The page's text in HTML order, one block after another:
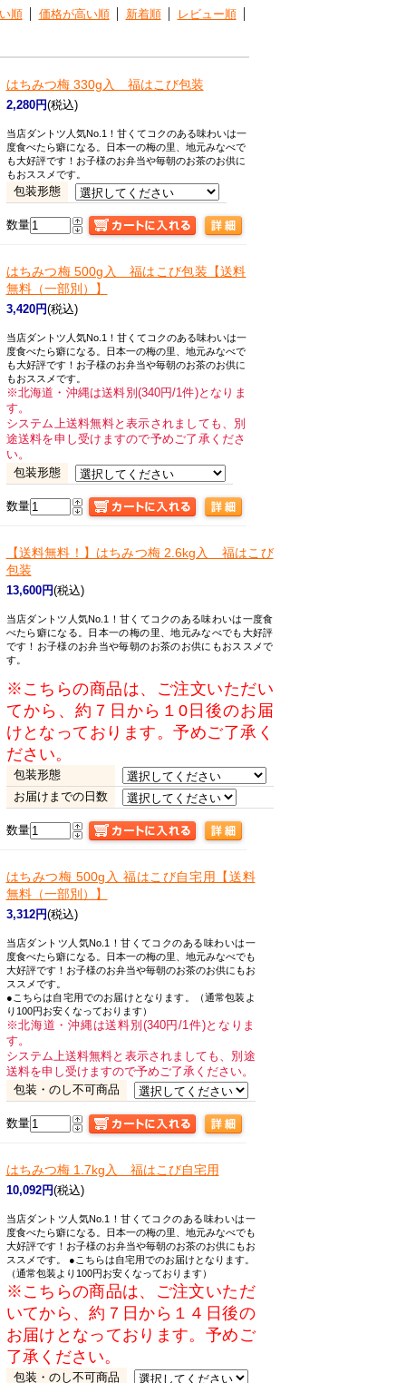
順 価格が高い順 新着順 レビュー順
はちみつ梅 330g入 福はこび包装
2,280円(税込)
当店ダントツ人気No.1！甘くてコクのある味わいは一
度食べたら癖になる。日本一の梅の里、地元みなべで
も大好評です！お子様のお弁当や毎朝のお茶のお供に
もおススメです。
包装形態
数量
はちみつ梅 500g入 福はこび包装【送料
無料（一部別）】
3,420円(税込)
当店ダントツ人気No.1！甘くてコクのある味わいは一
度食べたら癖になる。日本一の梅の里、地元みなべで
も大好評です！お子様のお弁当や毎朝のお茶のお供に
もおススメです。
※北海道・沖縄は送料別(340円/1件)となりま
す。
システム上送料無料と表示されましても、別
途送料を申し受けますので予めご了承くださ
い。
包装形態
数量
【送料無料！】 はちみつ梅 2.6kg入 福はこび
包装
13,600円(税込)
当店ダントツ人気No.1！甘くてコクのある味わいは一度食
べたら癖になる。日本一の梅の里、地元みなべでも大好評
です！お子様のお弁当や毎朝のお茶のお供にもおススメで
す。
※こちらの商品は、ご注文いただい
てから、約７日から１0日後のお届
けとなっております。予めご了承く
ださい。
包装形態
お届けまでの日数
数量
はちみつ梅 500g入 福はこび自宅用【送料
無料（一部別）】
3,312円(税込)
当店ダントツ人気No.1！甘くてコクのある味わいは一
度食べたら癖になる。日本一の梅の里、地元みなべでも
大好評です！お子様のお弁当や毎朝のお茶のお供にもお
ススメです。
●こちらは自宅用でのお届けとなります。（通常包装よ
り100円お安くなっております）
※北海道・沖縄は送料別(340円/1件)となりま
す。
システム上送料無料と表示されましても、別途
送料を申し受けますので予めご了承ください。
包装・のし不可商品
数量
はちみつ梅 1.7kg入 福はこび自宅用
10,092円(税込)
当店ダントツ人気No.1！甘くてコクのある味わいは一
度食べたら癖になる。日本一の梅の里、地元みなべでも
大好評です！お子様のお弁当や毎朝のお茶のお供にもお
ススメです。 ●こちらは自宅用でのお届けとなります。
（通常包装より100円お安くなっております）
※こちらの商品は、ご注文いただ
いてから、約７日から１４日後の
お届けとなっております。予めご
了承ください。
包装・のし不可商品